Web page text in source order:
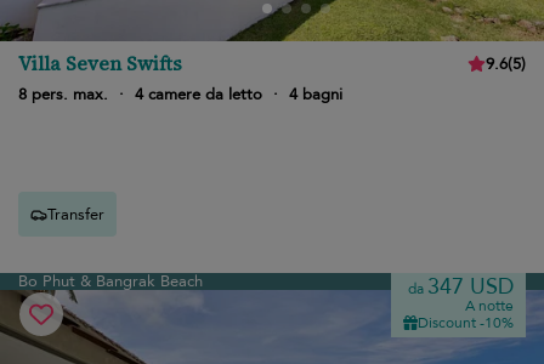
Villa Seven Swifts 9.6(5)
8 pers. max.
· 4 camere da letto · 4 bagni
Transfer
Bo Phut & Bangrak Beach da 347 USD
A notte
Discount -10%